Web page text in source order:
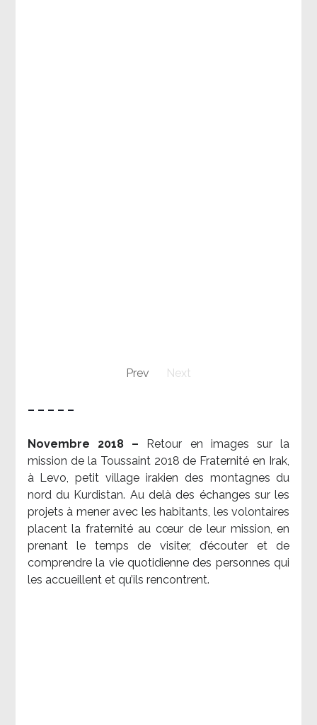
Prev Next
– – – – –
Novembre 2018 –
Retour en images sur la
mission de la Toussaint 2018 de Fraternité en Irak,
à Levo, petit village irakien des montagnes du
nord du Kurdistan. Au delà des échanges sur les
projets à mener avec les habitants, les volontaires
placent la fraternité au cœur de leur mission, en
prenant le temps de visiter, d’écouter et de
comprendre la vie quotidienne des personnes qui
les accueillent et qu’ils rencontrent.